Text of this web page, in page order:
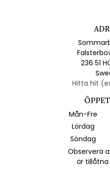
236 51
Hitta hit
Mån-Fre
Lördag
Söndag
Observera
är tillåtna